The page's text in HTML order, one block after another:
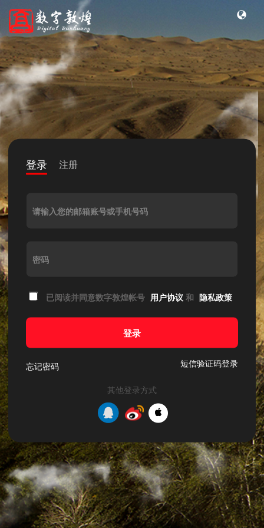
登录 注册
请输入您的邮箱账号或手机号码
密码
已阅读并同意数字敦煌帐号 用户协议 和 隐私政策
登录
忘记密码 短信验证码登录
其他登录方式